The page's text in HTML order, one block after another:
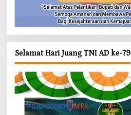
Selamat Hari Juang TNI AD ke-79